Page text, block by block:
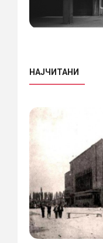
НАЈЧИТАНИ